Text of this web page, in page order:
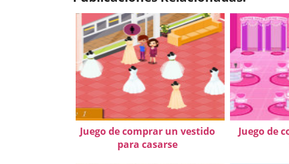
Juego de comprar un vestido
para casarse
Juego de